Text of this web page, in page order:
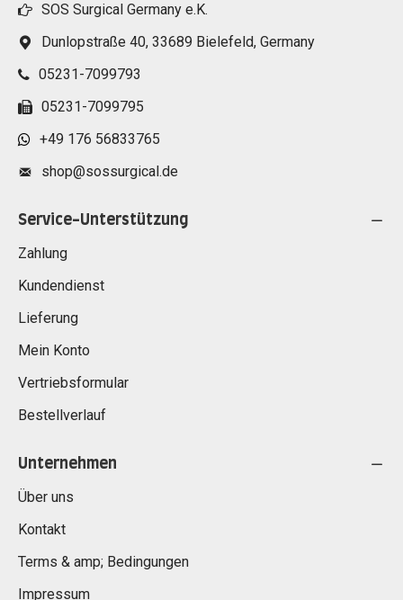
SOS Surgical Germany e.K.
Dunlopstraße 40, 33689 Bielefeld, Germany
05231-7099793
05231-7099795
+49 176 56833765
shop@sossurgical.de
Service-Unterstützung
Zahlung
Kundendienst
Lieferung
Mein Konto
Vertriebsformular
Bestellverlauf
Unternehmen
Über uns
Kontakt
Terms & amp; Bedingungen
Impressum